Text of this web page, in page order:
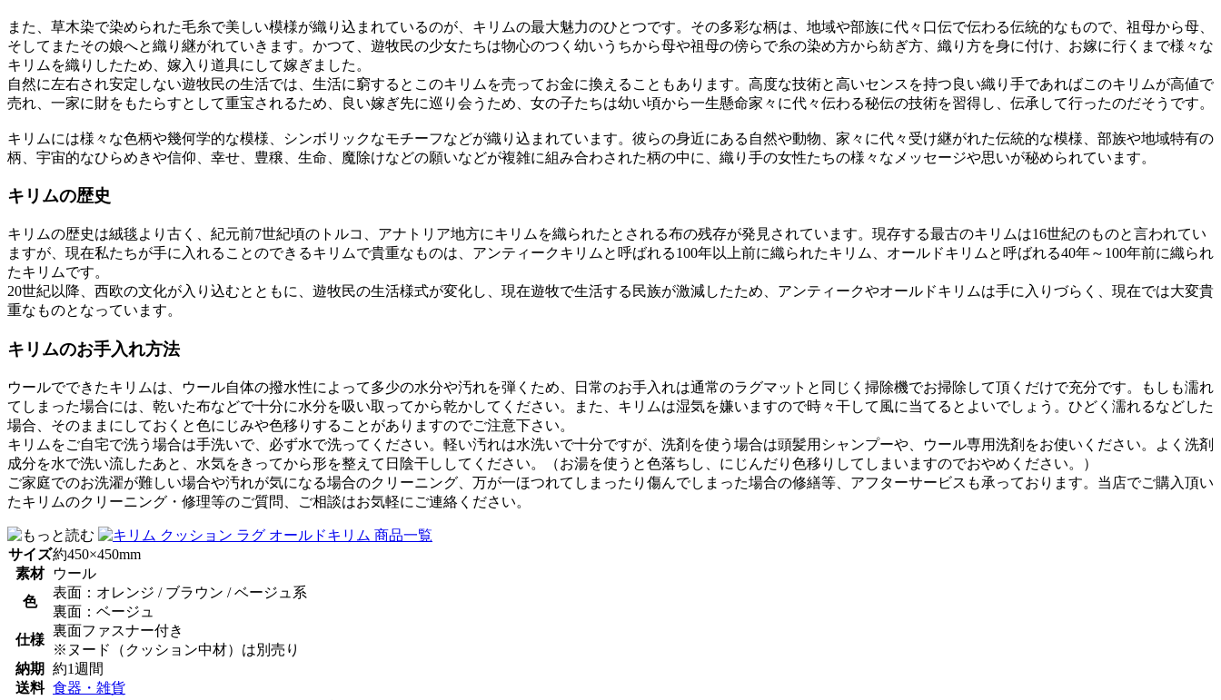
また、草木染で染められた毛糸で美しい模様が織り込まれているのが、キリムの最大魅力のひとつです。その多彩な柄は、地域や部族に代々口伝で伝わる伝統的なもので、祖母から母、
そしてまたその娘へと織り継がれていきます。かつて、遊牧民の少女たちは物心のつく幼いうちから母や祖母の傍らで糸の染め方から紡ぎ方、織り方を身に付け、お嫁に行くまで様々な
キリムを織りしたため、嫁入り道具にして嫁ぎました。
自然に左右され安定しない遊牧民の生活では、生活に窮するとこのキリムを売ってお金に換えることもあります。高度な技術と高いセンスを持つ良い織り手であればこのキリムが高値で
売れ、一家に財をもたらすとして重宝されるため、良い嫁ぎ先に巡り会うため、女の子たちは幼い頃から一生懸命家々に代々伝わる秘伝の技術を習得し、伝承して行ったのだそうです。
キリムには様々な色柄や幾何学的な模様、シンボリックなモチーフなどが織り込まれています。彼らの身近にある自然や動物、家々に代々受け継がれた伝統的な模様、部族や地域特有の
柄、宇宙的なひらめきや信仰、幸せ、豊穣、生命、魔除けなどの願いなどが複雑に組み合わされた柄の中に、織り手の女性たちの様々なメッセージや思いが秘められています。
キリムの歴史
キリムの歴史は絨毯より古く、紀元前7世紀頃のトルコ、アナトリア地方にキリムを織られたとされる布の残存が発見されています。現存する最古のキリムは16世紀のものと言われてい
ますが、現在私たちが手に入れることのできるキリムで貴重なものは、アンティークキリムと呼ばれる100年以上前に織られたキリム、オールドキリムと呼ばれる40年～100年前に織られ
たキリムです。
20世紀以降、西欧の文化が入り込むとともに、遊牧民の生活様式が変化し、現在遊牧で生活する民族が激減したため、アンティークやオールドキリムは手に入りづらく、現在では大変貴
重なものとなっています。
キリムのお手入れ方法
ウールでできたキリムは、ウール自体の撥水性によって多少の水分や汚れを弾くため、日常のお手入れは通常のラグマットと同じく掃除機でお掃除して頂くだけで充分です。もしも濡れ
てしまった場合には、乾いた布などで十分に水分を吸い取ってから乾かしてください。また、キリムは湿気を嫌いますので時々干して風に当てるとよいでしょう。ひどく濡れるなどした
場合、そのままにしておくと色にじみや色移りすることがありますのでご注意下さい。
キリムをご自宅で洗う場合は手洗いで、必ず水で洗ってください。軽い汚れは水洗いで十分ですが、洗剤を使う場合は頭髪用シャンプーや、ウール専用洗剤をお使いください。よく洗剤
成分を水で洗い流したあと、水気をきってから形を整えて日陰干ししてください。（お湯を使うと色落ちし、にじんだり色移りしてしまいますのでおやめください。）
ご家庭でのお洗濯が難しい場合や汚れが気になる場合のクリーニング、万が一ほつれてしまったり傷んでしまった場合の修繕等、アフターサービスも承っております。当店でご購入頂い
たキリムのクリーニング・修理等のご質問、ご相談はお気軽にご連絡ください。
サイズ約450×450mm
素材
ウール
色
表面：オレンジ / ブラウン / ベージュ系
裏面：ベージュ
仕様
裏面ファスナー付き
※ヌード（クッション中材）は別売り
納期
約1週間
送料 食器・雑貨